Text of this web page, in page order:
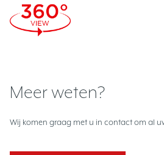
Meer weten?
Wij komen graag met u in contact om al